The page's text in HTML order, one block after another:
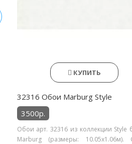
КУПИТЬ
32316 Обои Marburg Style
3500р.
Обои арт. 32316 из коллекции Style
Marburg (размеры: 10.05х1.06м).